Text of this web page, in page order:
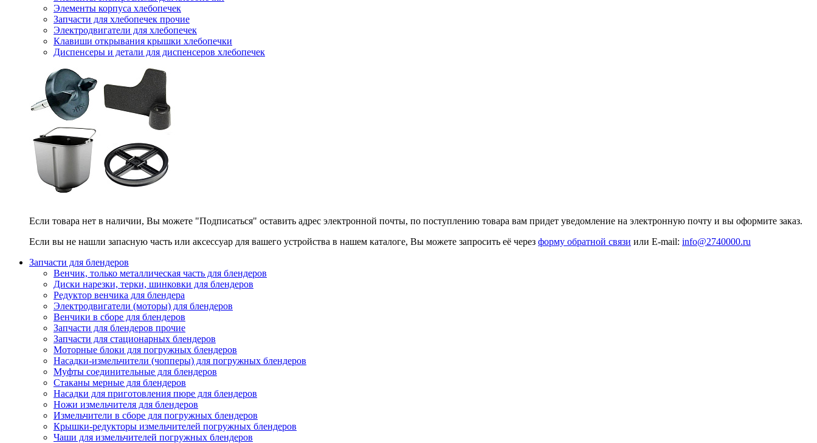
Элементы корпуса хлебопечек
Запчасти для хлебопечек прочие
Электродвигатели для хлебопечек
Клавиши открывания крышки хлебопечки
Диспенсеры и детали для диспенсеров хлебопечек
Если товара нет в наличии, Вы можете "Подписаться" оставить адрес электронной почты, по поступлению товара вам придет уведомление на электронную почту и вы оформите заказ.
Если вы не нашли запасную часть или аксессуар для вашего устройства в нашем каталоге, Вы можете запросить её через форму обратной связи или E-mail: info@2740000.ru
Запчасти для блендеров
Венчик, только металлическая часть для блендеров
Диски нарезки, терки, шинковки для блендеров
Редуктор венчика для блендера
Электродвигатели (моторы) для блендеров
Венчики в сборе для блендеров
Запчасти для блендеров прочие
Запчасти для стационарных блендеров
Моторные блоки для погружных блендеров
Насадки-измельчители (чопперы) для погружных блендеров
Муфты соединительные для блендеров
Стаканы мерные для блендеров
Насадки для приготовления пюре для блендеров
Ножи измельчителя для блендеров
Измельчители в сборе для погружных блендеров
Крышки-редукторы измельчителей погружных блендеров
Чаши для измельчителей погружных блендеров